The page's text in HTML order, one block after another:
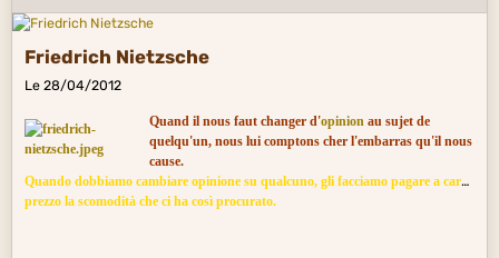
Friedrich Nietzsche
Le 28/04/2012
Quand il nous faut changer d'opinion au sujet de
quelqu'un, nous lui comptons cher l'embarras qu'il nous
cause.
Quando dobbiamo cambiare opinione su qualcuno, gli facciamo pagare a caro
prezzo la scomodità che ci ha così procurato.